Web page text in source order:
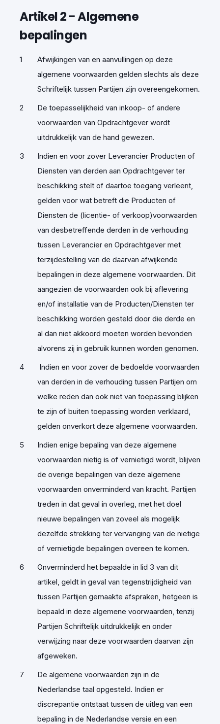
Artikel2 -Algemene
bepalingen
Afwijkingen van en aanvullingen op deze
algemene voorwaarden gelden slechts als deze
Schriftelijk tussen Partijen zijn overeengekomen.
De toepasselijkheid van inkoop- of andere
voorwaarden van Opdrachtgever wordt
uitdrukkelijk van de hand gewezen.
Indien en voor zover Leverancier Producten of
Diensten van derden aan Opdrachtgever ter
beschikking stelt of daartoe toegang verleent,
gelden voor wat betreft die Producten of
Diensten de (licentie- of verkoop)voorwaarden
van desbetreffende derden in de verhouding
tussen Leverancier en Opdrachtgever met
terzijdestelling van de daarvan afwijkende
bepalingen in deze algemene voorwaarden. Dit
aangezien de voorwaarden ook bij aflevering
en/of installatie van de Producten/Diensten ter
beschikking worden gesteld door die derde en
al dan niet akkoord moeten worden bevonden
alvorens zij in gebruik kunnen worden genomen.
Indien en voor zover de bedoelde voorwaarden
van derden in de verhouding tussen Partijen om
welke reden dan ook niet van toepassing blijken
te zijn of buiten toepassing worden verklaard,
gelden onverkort deze algemene voorwaarden.
Indien enige bepaling van deze algemene
voorwaarden nietig is of vernietigd wordt, blijven
de overige bepalingen van deze algemene
voorwaarden onverminderd van kracht. Partijen
treden in dat geval in overleg, met het doel
nieuwe bepalingen van zoveel als mogelijk
dezelfde strekking ter vervanging van de nietige
of vernietigde bepalingen overeen te komen.
Onverminderd het bepaalde in lid 3 van dit
artikel, geldt in geval van tegenstrijdigheid van
tussen Partijen gemaakte afspraken, hetgeen is
bepaald in deze algemene voorwaarden, tenzij
Partijen Schriftelijk uitdrukkelijk en onder
verwijzing naar deze voorwaarden daarvan zijn
afgeweken.
De algemene voorwaarden zijn in de
Nederlandse taal opgesteld. Indien er
discrepantie ontstaat tussen de uitleg van een
bepaling in de Nederlandse versie en een